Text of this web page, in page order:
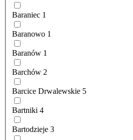
Baraniec 1
Baranowo 1
Baranów 1
Barchów 2
Barcice Drwalewskie 5
Bartniki 4
Bartodzieje 3